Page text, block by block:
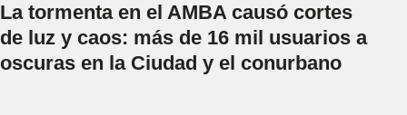
La tormenta en el AMBA causó cortes
de luz y caos: más de 16 mil usuarios a
oscuras en la Ciudad y el conurbano